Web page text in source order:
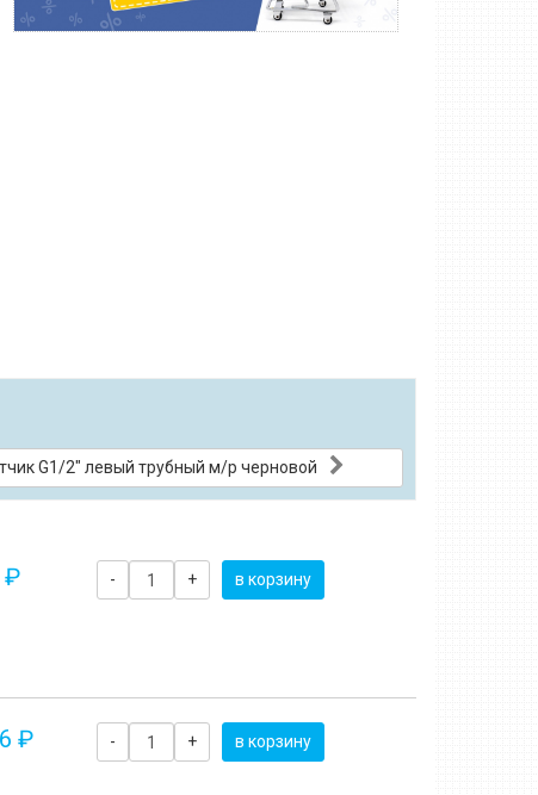
G1/2" левый трубный м/р черновой
₽ - + в корзину
₽ - + в корзину